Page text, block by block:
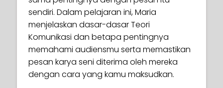
introductory lesson, Maria gives you an
overview of what to expect from this
value-packed course.
17.1 Stereotip bentuk perempuan
dan laki-laki
04:54
sendiri. Dalam pelajaran ini, Maria
menjelaskan dasar-dasar Teori
Komunikasi dan betapa pentingnya
memahami audiensmu serta memastikan
pesan karya seni diterima oleh mereka
dengan cara yang kamu maksudkan.